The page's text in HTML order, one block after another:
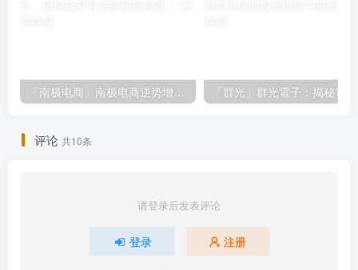
「南极电商」南极电商逆势增长，股价飙升背后的秘密武器！
评论 共10条
请登录后发表评论
登录 注册